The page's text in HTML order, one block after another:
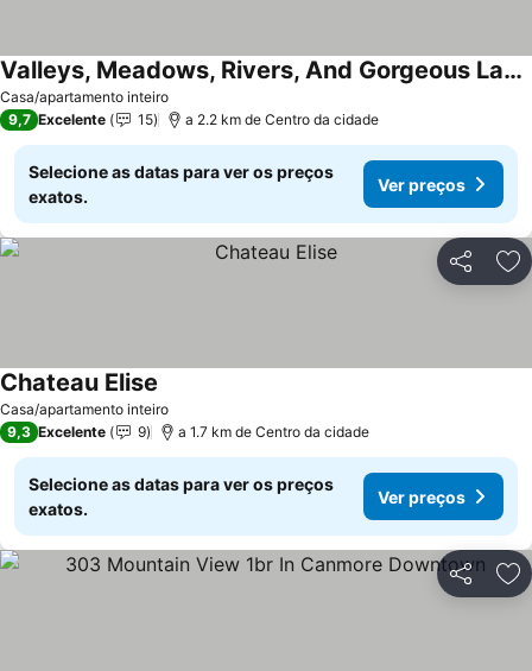
Casa/apartamento inteiro
Valleys, Meadows, Rivers, And Gorgeous Lakes!
9,7 Excelente 15 a 2.2 km de Centro da cidade
Selecione as datas para ver os preços
exatos.
Ver preços
Partilhar
Casa/apartamento inteiro
Chateau Elise
9,3 Excelente 9 a 1.7 km de Centro da cidade
Selecione as datas para ver os preços
exatos.
Ver preços
Partilhar